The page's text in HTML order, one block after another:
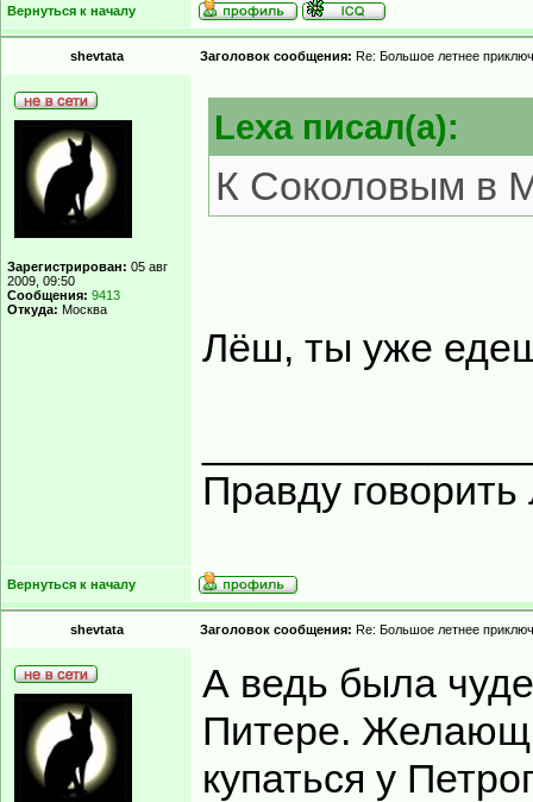
Вернуться к началу
shevtata Заголовок сообщения: Re: Большое летнее
Зарегистрирован: 05 авг
2009, 09:50
Сообщения: 9413
Откуда: Москва
Lexa писал(а):
К Соколовым в
Лёш, ты уже
Правду
Вернуться к началу
shevtata Заголовок сообщения: Re: Большое летнее
А ведь была
Питере.
купаться у